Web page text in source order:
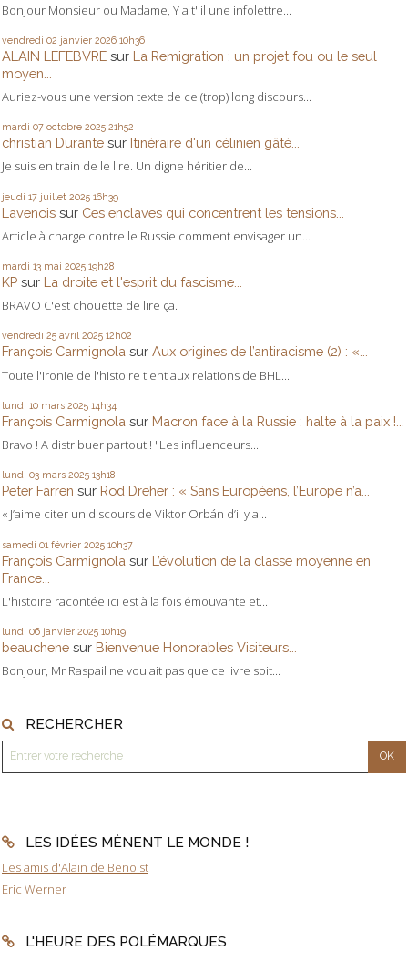
Bonjour Monsieur ou Madame, Y a t' il une infolettre...
vendredi 02 janvier 2026 10h36
ALAIN LEFEBVRE sur La Remigration : un projet fou ou le seul
moyen...
Auriez-vous une version texte de ce (trop) long discours...
mardi 07 octobre 2025 21h52
christian Durante sur Itinéraire d'un célinien gâté...
Je suis en train de le lire. Un digne héritier de...
jeudi 17 juillet 2025 16h39
Lavenois sur Ces enclaves qui concentrent les tensions...
Article à charge contre le Russie comment envisager un...
mardi 13 mai 2025 19h28
KP sur La droite et l'esprit du fascisme...
BRAVO C'est chouette de lire ça.
vendredi 25 avril 2025 12h02
François Carmignola sur Aux origines de l’antiracisme (2) : «...
Toute l'ironie de l'histoire tient aux relations de BHL...
lundi 10 mars 2025 14h34
François Carmignola sur Macron face à la Russie : halte à la paix !...
Bravo ! A distribuer partout ! "Les influenceurs...
lundi 03 mars 2025 13h18
Peter Farren sur Rod Dreher : « Sans Européens, l’Europe n’a...
« J’aime citer un discours de Viktor Orbán d’il y a...
samedi 01 février 2025 10h37
François Carmignola sur L’évolution de la classe moyenne en
France...
L'histoire racontée ici est à la fois émouvante et...
lundi 06 janvier 2025 10h19
beauchene sur Bienvenue Honorables Visiteurs...
Bonjour, Mr Raspail ne voulait pas que ce livre soit...
RECHERCHER
LES IDÉES MÈNENT LE MONDE !
Les amis d'Alain de Benoist
Eric Werner
L'HEURE DES POLÉMARQUES